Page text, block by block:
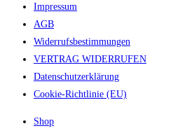
Impressum
AGB
Widerrufsbestimmungen
VERTRAG WIDERRUFEN
Datenschutzerklärung
Cookie-Richtlinie (EU)
Shop